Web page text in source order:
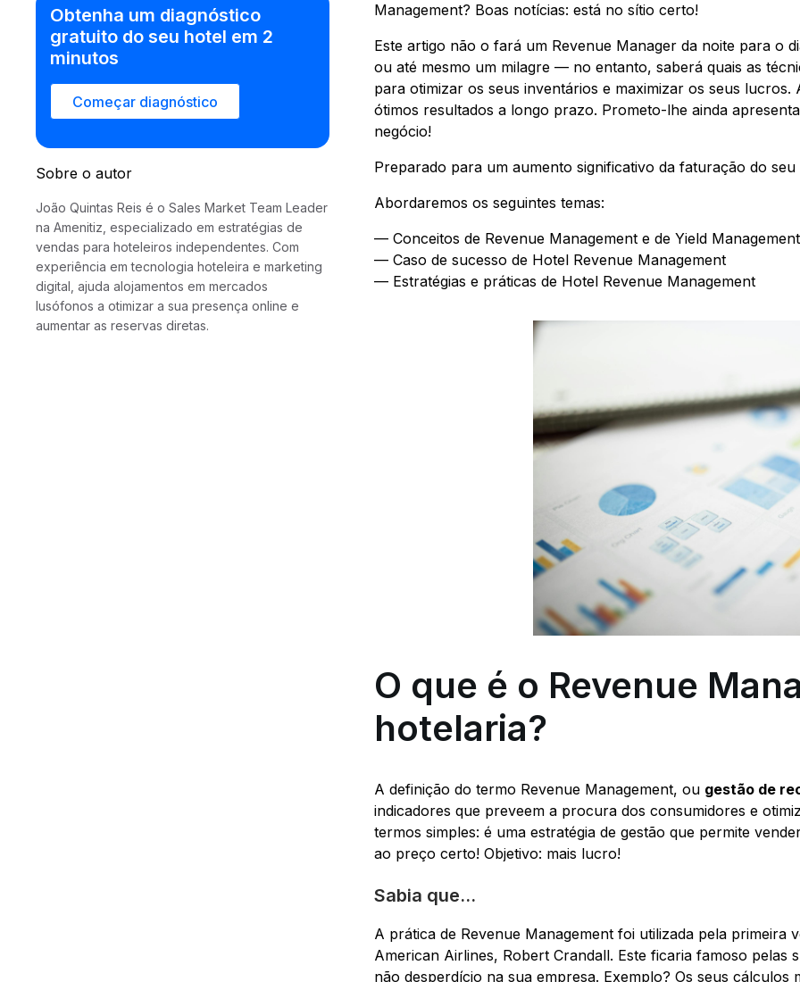
Obtenha um diagnóstico
gratuito do seu hotel em 2
minutos
Começar diagnóstico
Sobre o autor
João Quintas Reis é o Sales Market Team Leader
na Amenitiz, especializado em estratégias de
vendas para hoteleiros independentes. Com
experiência em tecnologia hoteleira e marketing
digital, ajuda alojamentos em mercados
lusófonos a otimizar a sua presença online e
aumentar as reservas diretas.
Management? Boas notícias: está no sítio certo!
Este artigo não o fará um Revenue Manager da noite para o
ou até mesmo um milagre — no entanto, saberá quais as
para otimizar os seus inventários e maximizar os seus
ótimos resultados a longo prazo. Prometo-lhe ainda
negócio!
Preparado para um aumento significativo da faturação do seu
Abordaremos os seguintes temas:
— Conceitos de Revenue Management e de Yield Management
— Caso de sucesso de Hotel Revenue Management
— Estratégias e práticas de Hotel Revenue Management
O que é o Revenue
hotelaria?
A definição do termo Revenue Management, ou gestão de
indicadores que preveem a procura dos consumidores e
termos simples: é uma estratégia de gestão que permite
ao preço certo! Objetivo: mais lucro!
Sabia que...
A prática de Revenue Management foi utilizada pela primeira
American Airlines, Robert Crandall. Este ficaria famoso pelas
não desperdício na sua empresa. Exemplo? Os seus